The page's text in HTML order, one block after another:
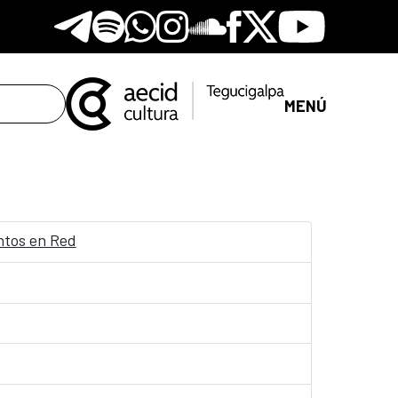
Telegram
SpotifyWhatsapp
Instagram
Soundclore
Facebook
X Youtube
MENÚ
en Red